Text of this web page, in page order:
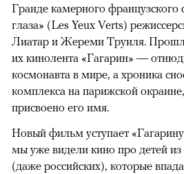
Гранде камерного
глаза» (Les Yeux Verts)
Лиатар и Жереми Труиля.
их кинолента «Гагарин» —
космонавта в мире, а хроника
комплекса на парижской
присвоено его имя.
Новый фильм уступает
мы уже видели кино про детей
(даже российских), которые